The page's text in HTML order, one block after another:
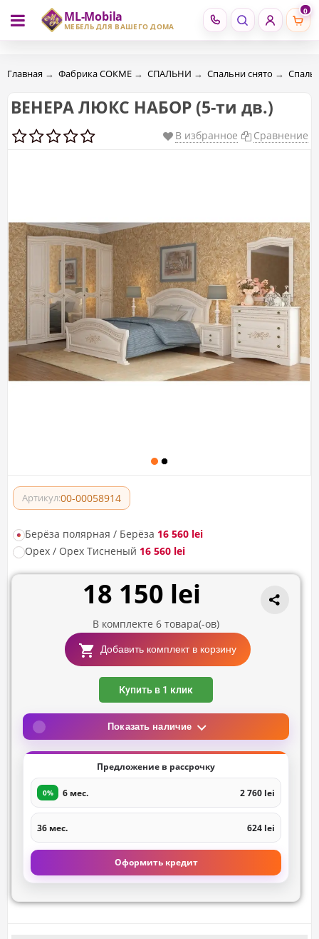
ML-Mobila
МЕБЕЛЬ ДЛЯ ВАШЕГО ДОМА
0
RU RO
Главная → Фабрика СОКМЕ → СПАЛЬНИ → Спальни снято →
ВЕНЕРА ЛЮКС НАБОР (5-ти дв.)
В избранное Сравнение
Артикул:00-00058914
Берёза полярная / Берёза 16 560 lei
Орех / Орех Тисненый 16 560 lei
18 150 lei
В комплекте6 товара(-ов)
Добавить комплект в корзину
Купить в 1 клик
Показать наличие
Предложение в рассрочку
0% 6 мес. 2 760 lei
36 мес. 624 lei
Оформить кредит